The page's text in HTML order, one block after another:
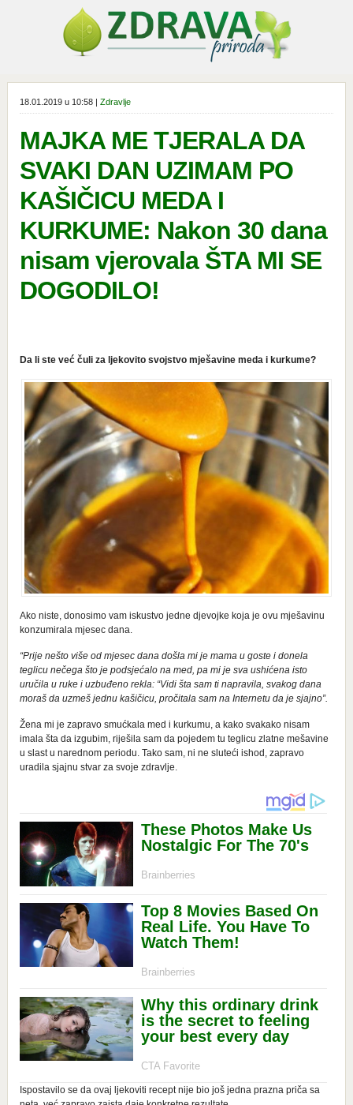
18.01.2019 u 10:58 | Zdravlje
MAJKA ME TJERALA DA
SVAKI DAN UZIMAM PO
KAŠIČICU MEDA I
KURKUME: Nakon 30 dana
nisam vjerovala ŠTA MI SE
DOGODILO!
Da li ste već čuli za ljekovito svojstvo mješavine meda i kurkume?
Ako niste, donosimo vam iskustvo jedne djevojke koja je ovu mješavinu
konzumirala mjesec dana.
“Prije nešto više od mjesec dana došla mi je mama u goste i donela
teglicu nečega što je podsjećalo na med, pa mi je sva ushićena isto
uručila u ruke i uzbuđeno rekla: “Vidi šta sam ti napravila, svakog dana
moraš da uzmeš jednu kašičicu, pročitala sam na Internetu da je sjajno”.
Žena mi je zapravo smućkala med i kurkumu, a kako svakako nisam
imala šta da izgubim, riješila sam da pojedem tu teglicu zlatne mešavine
u slast u narednom periodu. Tako sam, ni ne sluteći ishod, zapravo
uradila sjajnu stvar za svoje zdravlje.
Ispostavilo se da ovaj ljekoviti recept nije bio još jedna prazna priča sa